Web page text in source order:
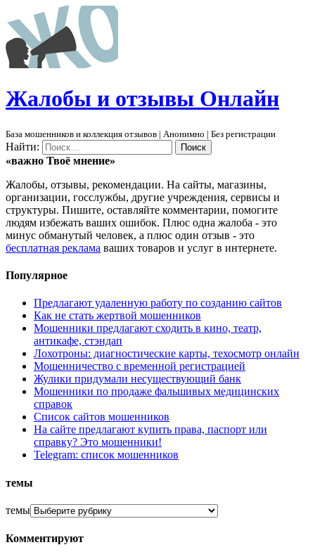
Жалобы и отзывы Онлайн
База мошенников и коллекция отзывов | Анонимно | Без регистрации
Найти:
«важно Твоё мнение»
Жалобы, отзывы, рекомендации. На сайты, магазины,
организации, госслужбы, другие учреждения, сервисы и
структуры. Пишите, оставляйте комментарии, помогите
людям избежать ваших ошибок. Плюс одна жалоба - это
минус обманутый человек, а плюс один отзыв - это
бесплатная реклама ваших товаров и услуг в интернете.
Популярное
Предлагают удаленную работу по созданию сайтов
Как не стать жертвой мошенников
Мошенники предлагают сходить в кино, театр,
антикафе, стэндап
Лохотроны: диагностические карты, техосмотр онлайн
Мошенничество с временной регистрацией
Жулики придумали несуществующий банк
Мошенники по продаже фальшивых медицинских
справок
Список сайтов мошенников
На сайте предлагают купить права, паспорт или
справку? Это мошенники!
Telegram: список мошенников
темы
темы
Комментируют